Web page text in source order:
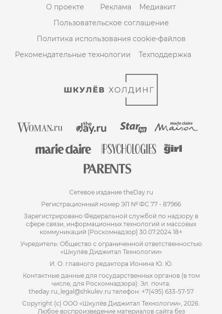
О проекте Реклама
Медиакит
Пользовательское соглашение
Политика использования cookie-файлов
Рекомендательные технологии
Техподдержка
Сетевое издание theDay.ru
Регистрационный номер ЭЛ № ФС 77 - 87966
Зарегистрировано Федеральной службой по надзору в
сфере связи, информационных технологий и массовых
коммуникаций (Роскомнадзор) 30.07.2024 18+
Учредитель: Общество с ограниченной ответственностью
«Шкулёв Диджитал Технологии»
И. О. главного редактора Ионина Ю. Ю.
Контактные данные для государственных органов (в том
числе, для Роскомнадзора): Эл. почта:
theday.ru_legal@shkulev.ru телефон: +7(495) 633-57-57
Copyright (с) ООО «Шкулёв Диджитал Технологии», 2026.
Любое воспроизведение материалов сайта без